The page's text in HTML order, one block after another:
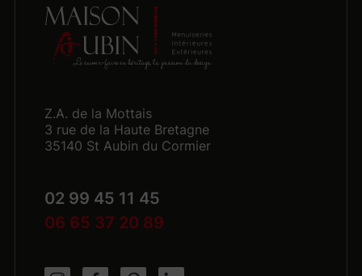
Z.A. de la Mottais
3 rue de la Haute Bretagne
35140 St Aubin du Cormier
02 99 45 11 45
06 65 37 20 89